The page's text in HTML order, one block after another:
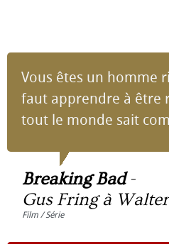
Vous êtes un homme
faut apprendre à être
tout le monde sait
Breaking Bad-
Gus Fring à
Film / Série